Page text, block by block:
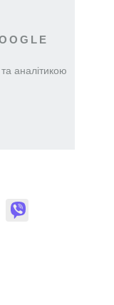
аналітикою